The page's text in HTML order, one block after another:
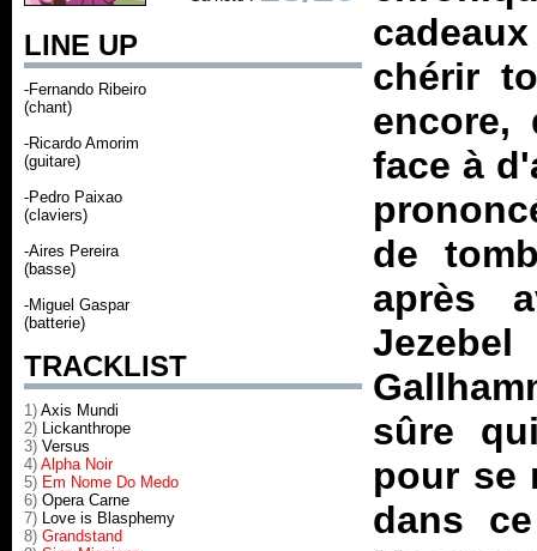
LINE UP
-Fernando Ribeiro
(chant)
-Ricardo Amorim
(guitare)
-Pedro Paixao
(claviers)
-Aires Pereira
(basse)
-Miguel Gaspar
(batterie)
TRACKLIST
1) Axis Mundi
2) Lickanthrope
3) Versus
4) Alpha Noir
5) Em Nome Do Medo
6) Opera Carne
7) Love is Blasphemy
8) Grandstand
chérir
encore,
face à
de
après
sûre
pour se
dans